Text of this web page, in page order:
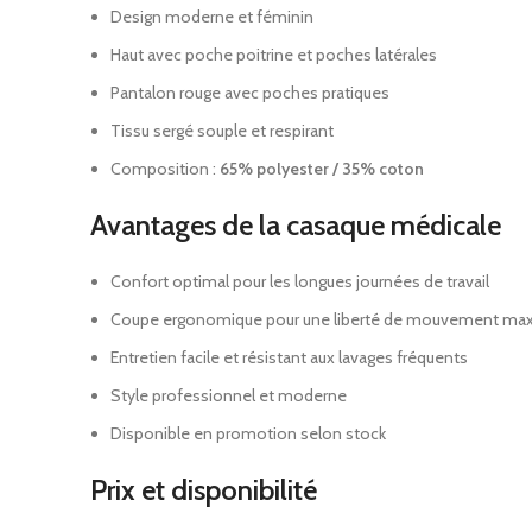
Design moderne et féminin
Haut avec poche poitrine et poches latérales
Pantalon rouge avec poches pratiques
Tissu sergé souple et respirant
Composition : 65% polyester / 35% coton
Avantages de la casaque médicale
Confort optimal pour les longues journées de travail
Coupe ergonomique pour une liberté de mouvement
Entretien facile et résistant aux lavages fréquents
Style professionnel et moderne
Disponible en promotion selon stock
Prix et disponibilité